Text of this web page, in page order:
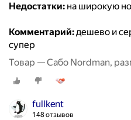
Недостатки: на широкую
Комментарий:дешево и
супер
Товар — Сабо Nordman,
fullkent
148 отзывов